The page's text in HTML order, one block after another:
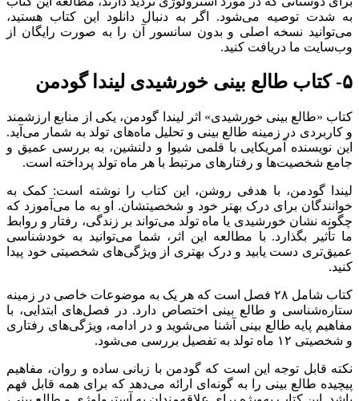
به شدت توصیه می‌شود. اگر به دنبال دانلود این کتاب هستید،
می‌توانید نسخه اصلی و بدون سانسور آن را به صورت رایگان از
وب‌سایت ما دریافت کنید.
۵- کتاب طالع بینی خورشیدی لیندا گودمن
کتاب «طالع بینی خورشیدی» اثر لیندا گودمن، یکی از منابع ارزشمند
و کاربردی در زمینه طالع بینی و تحلیل ماه‌های تولد به شمار می‌آید.
این نویسنده آمریکایی با قلمی شیوا و دلنشین، به بررسی عمیق و
جامع شخصیت‌ها و رفتارهای مرتبط با هر ماه تولد پرداخته است.
لیندا گودمن، با هدفی روشن، این کتاب را نوشته است: کمک به
خوانندگان برای درک بهتر خود و شخصیتشان. او به ما می‌آموزد که
چگونه نشان خورشیدی یا ماه تولد می‌تواند بر زندگی، رفتار و روابط
ما تأثیر بگذارد. با مطالعه این اثر، شما می‌توانید به خودشناسی
عمیق‌تری دست یابید و درک بهتری از ویژگی‌های شخصیتی خود پیدا
کنید.
کتاب شامل ۲۸ فصل است که هر یک به موضوعات خاصی در زمینه
ستاره‌شناسی و طالع بینی اختصاص دارد. در فصل‌های ابتدایی، با
مفاهیم پایه طالع بینی آشنا می‌شوید و در ادامه، ویژگی‌های رفتاری
و شخصیتی ۱۲ ماه تولد به تفصیل بررسی می‌شود.
نکته قابل توجه این است که گودمن با زبانی ساده و روان، مفاهیم
پیچیده طالع بینی را به گونه‌ای ارائه می‌دهد که برای همه قابل فهم